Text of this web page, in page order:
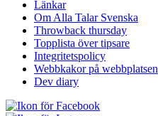
Länkar
Om Alla Talar Svenska
Throwback thursday
Topplista över tipsare
Integritetspolicy
Webbkakor på webbplatsen
Dev diary